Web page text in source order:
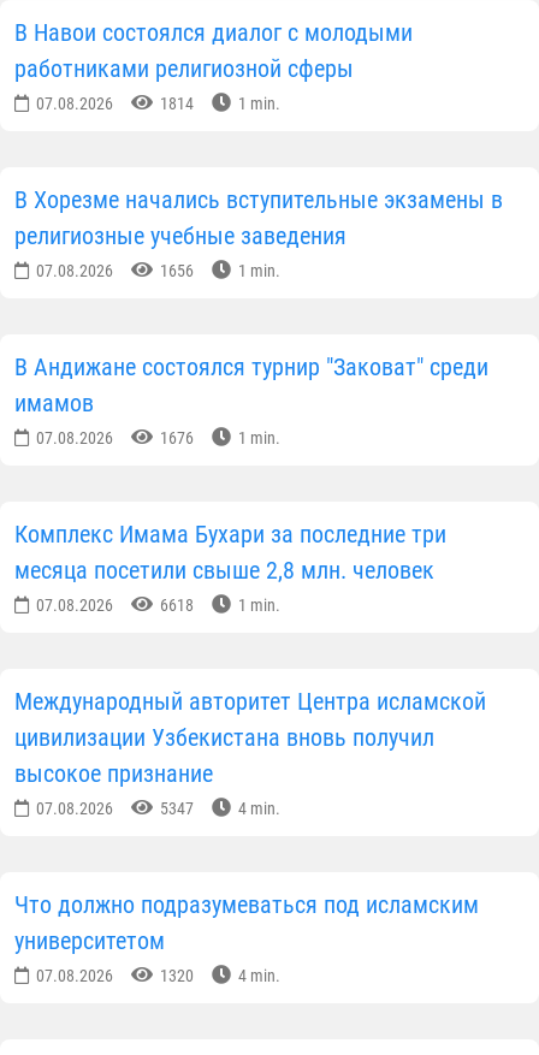
В Навои состоялся диалог с молодыми
работниками религиозной сферы
07.08.2026 1814 1 min.
В Хорезме начались вступительные экзамены в
религиозные учебные заведения
07.08.2026 1656 1 min.
В Андижане состоялся турнир "Заковат" среди
имамов
07.08.2026 1676 1 min.
Комплекс Имама Бухари за последние три
месяца посетили свыше 2,8 млн. человек
07.08.2026 6618 1 min.
Международный авторитет Центра исламской
цивилизации Узбекистана вновь получил
высокое признание
07.08.2026 5347 4 min.
Что должно подразумеваться под исламским
университетом
07.08.2026 1320 4 min.